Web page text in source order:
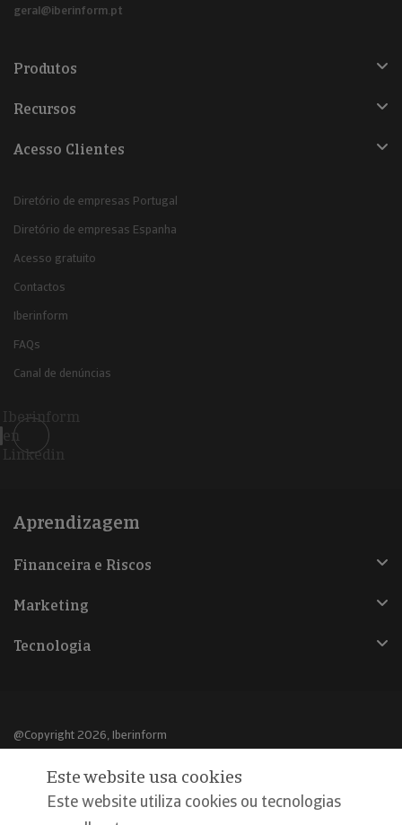
geral@iberinform.pt
Produtos
Recursos
Acesso Clientes
Diretório de empresas Portugal
Diretório de empresas Espanha
Acesso gratuito
Contactos
Iberinform
FAQs
Canal de denúncias
Iberinform
en
Linkedin
Aprendizagem
Financeira e Riscos
Marketing
Tecnologia
@Copyright 2026, Iberinform
Aviso legal
Política de cookies
Este website usa cookies
Este website utiliza cookies ou tecnologias